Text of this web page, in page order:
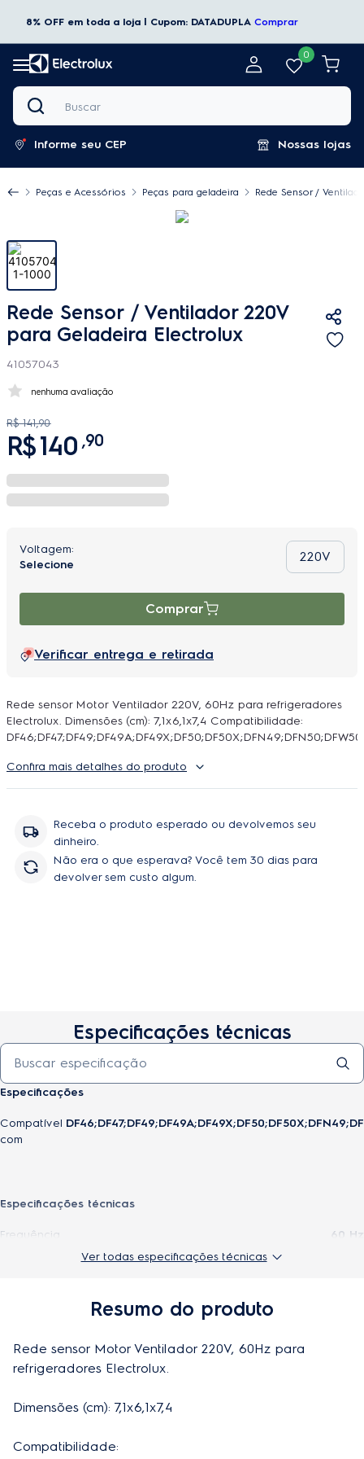
8% OFF em toda a loja | Cupom: DATADUPLA Comprar
0
Buscar
Informe seu CEP Nossas lojas
Peças e Acessórios Peças para geladeira Rede Sensor /
Rede Sensor / Ventilador 220V
para Geladeira Electrolux
41057043
nenhuma avaliação
R$ 141,90
R$140 ,90
220V
Comprar
Verificar entrega e retirada
Rede sensor Motor Ventilador 220V, 60Hz para refrigeradores
Electrolux. Dimensões (cm): 7,1x6,1x7,4 Compatibilidade:
Confira mais detalhes do produto
Receba o produto esperado ou devolvemos seu
dinheiro.
Não era o que esperava? Você tem 30 dias para
devolver sem custo algum.
Especificações técnicas
Especificações
Compatível
com
Especificações técnicas
Frequência 60 Hz
Voltagem
Ver todas especificações técnicas
Resumo do produto
Rede sensor Motor Ventilador 220V, 60Hz para
refrigeradores Electrolux.
Dimensões (cm): 7,1x6,1x7,4
Compatibilidade: